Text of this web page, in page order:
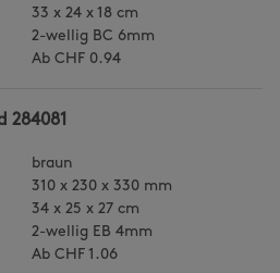
33 x 24 x 18 cm
2-wellig BC 6mm
Ab CHF 0.94
braun
310 x 230 x 330 mm
34 x 25 x 27 cm
2-wellig EB 4mm
Ab CHF 1.06